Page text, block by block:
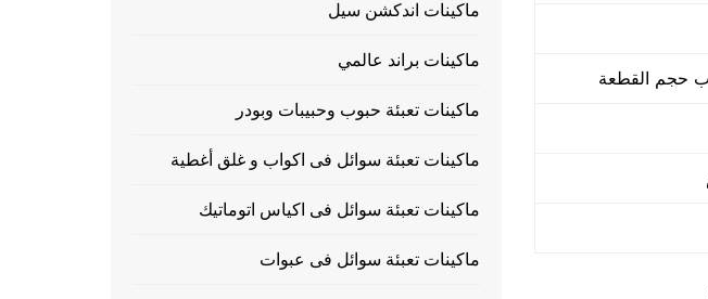
ماكينات اندكشن سيل
ماكينات براند عالمي
ماكينات تعبئة حبوب وحبيبات وبودر
ماكينات تعبئة سوائل فى اكواب و غلق أغطية
ماكينات تعبئة سوائل فى اكياس اتوماتيك
ماكينات تعبئة سوائل فى عبوات